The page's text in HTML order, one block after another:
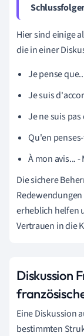
Hier sind einige
die in einer
Je pense
Je suis
Je ne suis
Qu'en
À mon avis...
Die sichere
erheblich helfen
Vertrauen in die
Diskussion
Eine Diskussion
bestimmten